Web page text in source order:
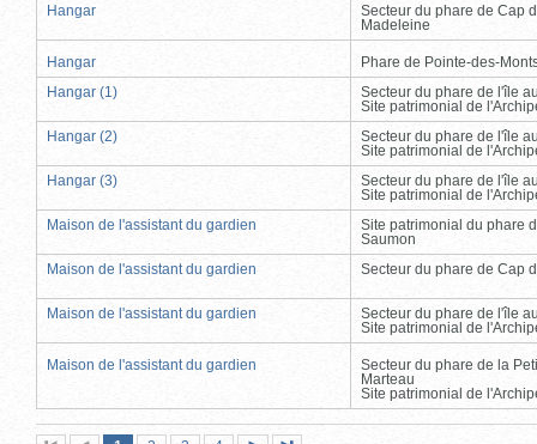
Hangar
Secteur du phare de Cap
Madeleine
Hangar
Phare de Pointe-des-
Hangar (1)
Secteur du phare de l'île
Site patrimonial de
Hangar (2)
Secteur du phare de l'île
Site patrimonial de
Hangar (3)
Secteur du phare de l'île
Site patrimonial de
Maison de l'assistant du gardien
Site patrimonial du phare
Saumon
Maison de l'assistant du gardien
Secteur du phare de Cap
Maison de l'assistant du gardien
Secteur du phare de l'île
Site patrimonial de
Maison de l'assistant du gardien
Secteur du phare de la
Marteau
Site patrimonial de